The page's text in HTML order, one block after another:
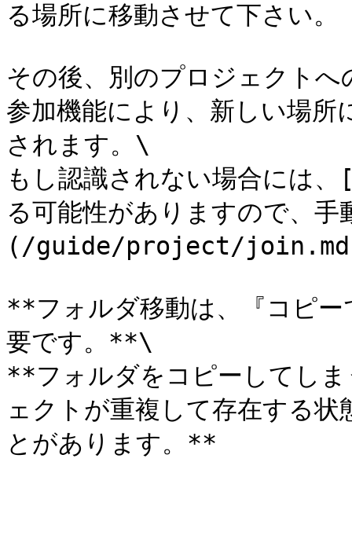
る場所に移動させて下さい。
その後、別のプロジェクト
参加機能により、新しい場
されます。\
もし認識されない場合には
る可能性がありますので、手
(/guide/project/join.md)
**フォルダ移動は、『コピ
要です。**\
**フォルダをコピーしてし
ェクトが重複して存在する